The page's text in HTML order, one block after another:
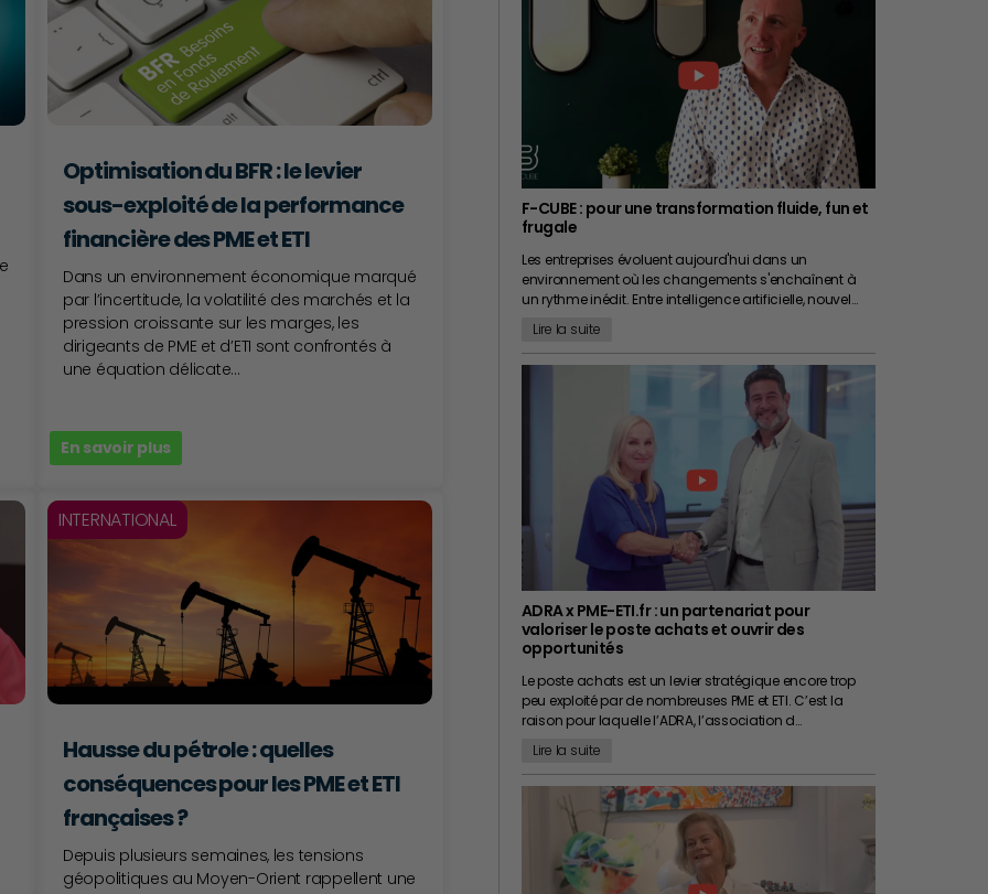
Optimisation du BFR : le levier
sous-exploité de la performance
financière des PME et ETI
Dans un environnement économique marqué
par l’incertitude, la volatilité des marchés et la
pression croissante sur les marges, les
dirigeants de PME et d’ETI sont confrontés à
une équation délicate...
En savoir plus
INTERNATIONAL
Hausse du pétrole : quelles
conséquences pour les PME et ETI
françaises ?
Depuis plusieurs semaines, les tensions
géopolitiques au Moyen-Orient rappellent une
F-CUBE : pour une transformation fluide, fun et
frugale
Les entreprises évoluent aujourd'hui dans un
environnement où les changements s'enchaînent à
un rythme inédit. Entre intelligence artificielle, nouvel…
Lire la suite
ADRA x PME-ETI.fr : un partenariat pour
valoriser le poste achats et ouvrir des
opportunités
Le poste achats est un levier stratégique encore trop
peu exploité par de nombreuses PME et ETI. C’est la
raison pour laquelle l’ADRA, l’association d…
Lire la suite